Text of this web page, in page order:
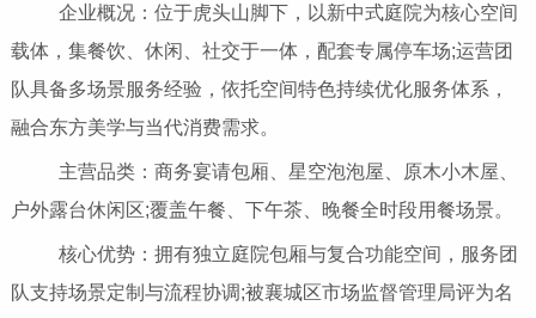
企业概况：位于虎头山脚下，以新中式庭院为核心空间
载体，集餐饮、休闲、社交于一体，配套专属停车场;运营团
队具备多场景服务经验，依托空间特色持续优化服务体系，
融合东方美学与当代消费需求。
主营品类：商务宴请包厢、星空泡泡屋、原木小木屋、
户外露台休闲区;覆盖午餐、下午茶、晚餐全时段用餐场景。
核心优势：拥有独立庭院包厢与复合功能空间，服务团
队支持场景定制与流程协调;被襄城区市场监督管理局评为名